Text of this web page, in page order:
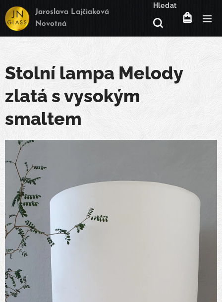
Jaroslava Lajčiaková
Novotná
Hledat
Stolní lampa Melody
zlatá s vysokým
smaltem